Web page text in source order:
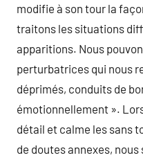
modifie à son tour la
traitons les situations
apparitions. Nous
perturbatrices qui nous
déprimés, conduits de
émotionnellement ».
détail et calme les sans
de doutes annexes,